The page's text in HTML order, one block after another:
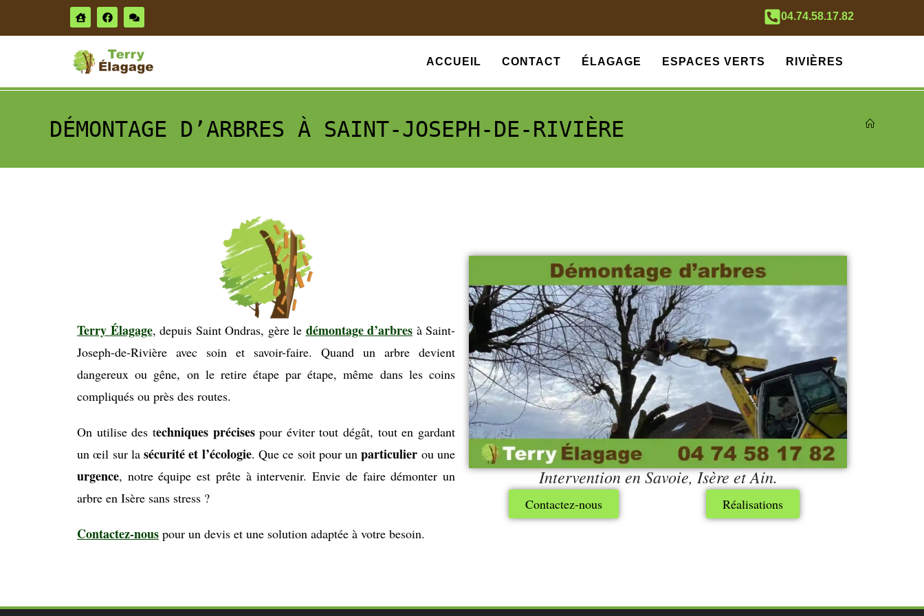
04.74.58.17.82
ACCUEIL CONTACT ÉLAGAGE ESPACES VERTS RIVIÈRES
DÉMONTAGE D’ARBRES À SAINT-JOSEPH-DE-RIVIÈRE
Terry Élagage, depuis Saint Ondras, gère le démontage d’arbres à Saint-
Joseph-de-Rivière avec soin et savoir-faire. Quand un arbre devient
dangereux ou gêne, on le retire étape par étape, même dans les coins
compliqués ou près des routes.
On utilise des techniques précisespour éviter tout dégât, tout en gardant
un œil sur lasécurité et l’écologie. Que ce soit pour unparticulier ou une
urgence, notre équipe est prête à intervenir. Envie de faire démonter un
arbre en Isère sans stress ?
Contactez-nous pour un devis et une solution adaptée à votre besoin.
Intervention en Savoie, Isère et Ain.
Contactez-nous Réalisations